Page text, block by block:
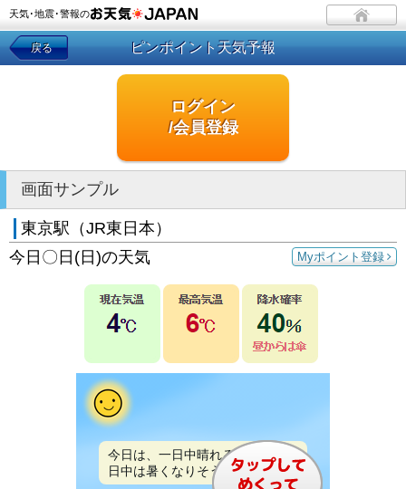
天気･地震･警報の
戻る ピンポイント天気予報
ログイン
/会員登録
画面サンプル
東京駅（JR東日本）
Myポイント登録
今日〇日(日)の天気
今日は、一日中晴れるでしょう。
日中は暑くなりそうです。